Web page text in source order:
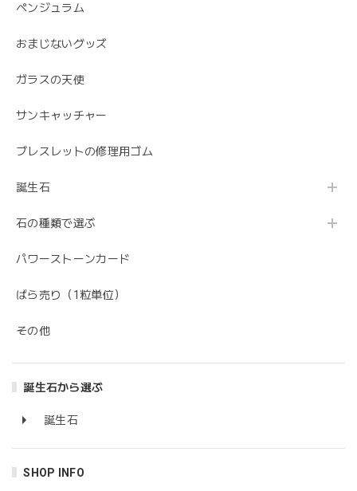
ペンジュラム
おまじないグッズ
ガラスの天使
サンキャッチャー
ブレスレットの修理用ゴム
誕生石
石の種類で選ぶ
パワーストーンカード
ばら売り（1粒単位）
その他
誕生石から選ぶ
誕生石
SHOP INFO